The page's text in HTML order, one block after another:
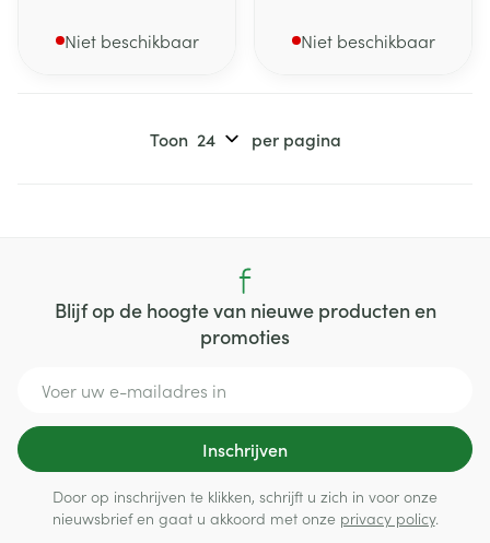
Niet beschikbaar Niet beschikbaar
Toon per pagina
Blijf op de hoogte van nieuwe producten en
promoties
Inschrijven
Door op inschrijven te klikken, schrijft u zich in voor onze
nieuwsbrief en gaat u akkoord met onze privacy policy.